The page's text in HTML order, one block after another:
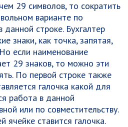
29 символов, то сократить
варианте по
данной строке. Бухгалтер
знаки, как точка, запятая,
если наименование
29 знаков, то можно эти
По первой строке также
галочка какой для
работа в данной
или по совместительству.
ячейке ставится галочка.